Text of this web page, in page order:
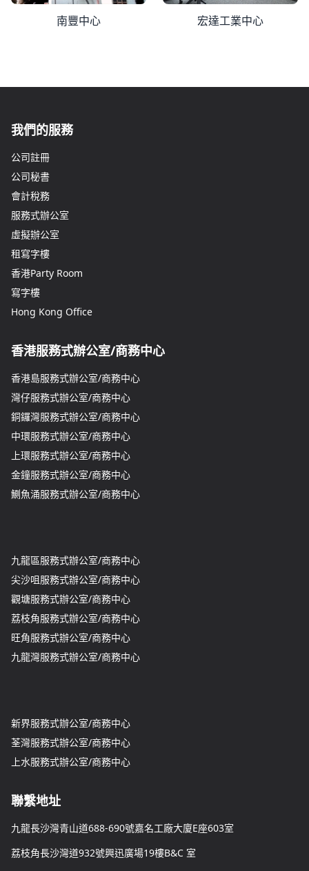
南豐中心 宏達工業中心
我們的服務
公司註冊
公司秘書
會計稅務
服務式辦公室
虛擬辦公室
租寫字樓
香港Party Room
寫字樓
Hong Kong Office
香港服務式辦公室/商務中心
香港島服務式辦公室/商務中心
灣仔服務式辦公室/商務中心
銅鑼灣服務式辦公室/商務中心
中環服務式辦公室/商務中心
上環服務式辦公室/商務中心
金鐘服務式辦公室/商務中心
鰂魚涌服務式辦公室/商務中心
九龍區服務式辦公室/商務中心
尖沙咀服務式辦公室/商務中心
觀塘服務式辦公室/商務中心
荔枝角服務式辦公室/商務中心
旺角服務式辦公室/商務中心
九龍灣服務式辦公室/商務中心
新界服務式辦公室/商務中心
荃灣服務式辦公室/商務中心
上水服務式辦公室/商務中心
聯繫地址
九龍長沙灣青山道688-690號嘉名工廠大廈E座603室
荔枝角長沙灣道932號興迅廣場19樓B&C 室